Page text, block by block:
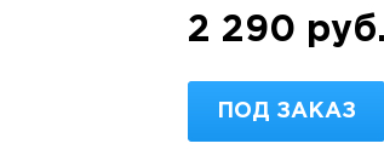
2 290 руб.
ПОД ЗАКАЗ